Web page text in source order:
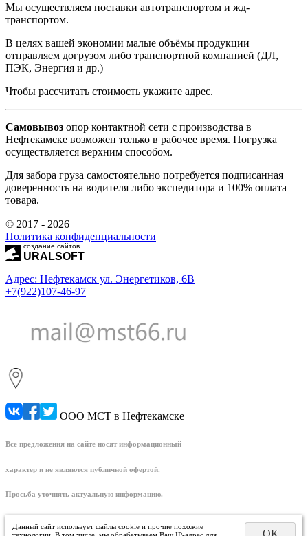
Мы осуществляем поставки автотранспортом и жд-
транспортом.
В целях вашей экономии малые объёмы продукции
отправляем догрузом либо транспортной компанией (ДЛ,
ПЭК, Энергия и др.)
Чтобы рассчитать стоимость укажите адрес.
Самовывоз опор контактной сети с производства в
Нефтекамске возможен только в рабочее время. Погрузка
осуществляется верхним способом.
Для забора груза самостоятельно потребуется подписанная
доверенность на водителя либо экспедитора и 100% оплата
товара.
© 2017 - 2026
Политика конфиденциальности
создание сайтов
URALSOFT
Адрес: Нефтекамск ул. Энергетиков, 6В
+7(922)107-46-97
ООО МСТ в Нефтекамске
Все предложения на сайте носят информационный
характер и не являются публичной офертой.
Просьба уточнять актуальную информацию.
Данный сайт использует файлы cookie и прочие похожие